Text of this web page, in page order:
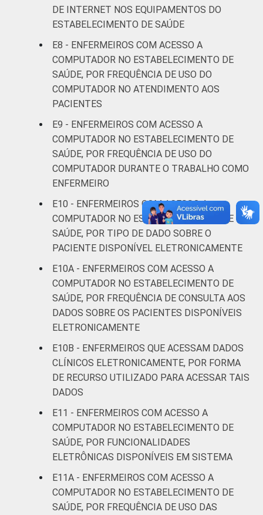
anos
99
De 31 a 40
anos
De 41
LOCALIZAÇÃO Capital 100
Interior 96 4
Fonte: Núcleo de Informação e Coordenação
do Ponto BR. (2024). Pesquisa sobre o uso
das tecnologias de informação e
comunicação nos estabelecimentos de
DE INTERNET NOS EQUIPAMENTOS DO
ESTABELECIMENTO DE SAÚDE
E8 - ENFERMEIROS COM ACESSO A
COMPUTADOR NO ESTABELECIMENTO DE
SAÚDE, POR FREQUÊNCIA DE USO DO
COMPUTADOR NO ATENDIMENTO AOS
PACIENTES
E9 - ENFERMEIROS COM ACESSO A
COMPUTADOR NO ESTABELECIMENTO DE
SAÚDE, POR FREQUÊNCIA DE USO DO
COMPUTADOR DURANTE O TRABALHO COMO
ENFERMEIRO
E10 - ENFERMEIROS COM ACESSO A
COMPUTADOR NO ESTABELECIMENTO DE
SAÚDE, POR TIPO DE DADO SOBRE O
PACIENTE DISPONÍVEL ELETRONICAMENTE
E10A - ENFERMEIROS COM ACESSO A
COMPUTADOR NO ESTABELECIMENTO DE
SAÚDE, POR FREQUÊNCIA DE CONSULTA AOS
DADOS SOBRE OS PACIENTES DISPONÍVEIS
ELETRONICAMENTE
E10B - ENFERMEIROS QUE ACESSAM DADOS
CLÍNICOS ELETRONICAMENTE, POR FORMA
DE RECURSO UTILIZADO PARA ACESSAR TAIS
DADOS
E11 - ENFERMEIROS COM ACESSO A
COMPUTADOR NO ESTABELECIMENTO DE
SAÚDE, POR FUNCIONALIDADES
ELETRÔNICAS DISPONÍVEIS EM SISTEMA
E11A - ENFERMEIROS COM ACESSO A
COMPUTADOR NO ESTABELECIMENTO DE
SAÚDE, POR FREQUÊNCIA DE USO DAS